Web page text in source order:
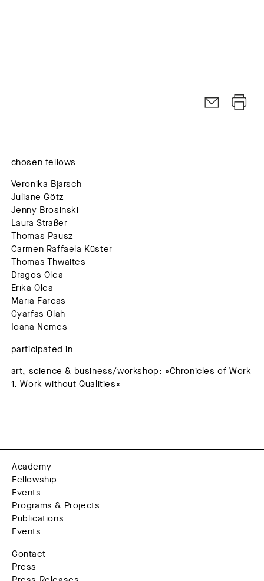
chosen fellows
Veronika Bjarsch
Juliane Götz
Jenny Brosinski
Laura Straßer
Thomas Pausz
Carmen Raffaela Küster
Thomas Thwaites
Dragos Olea
Erika Olea
Maria Farcas
Gyarfas Olah
Ioana Nemes
participated in
art, science & business/workshop: »Chronicles of Work
1. Work without Qualities«
Academy
Fellowship
Events
Programs & Projects
Publications
Events
Contact
Press